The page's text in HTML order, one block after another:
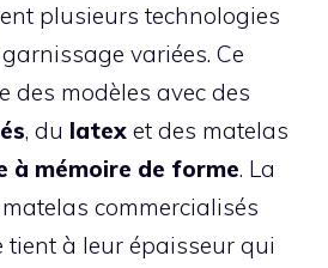
plusieurs technologies
variées. Ce
des modèles avec des
, du latex et des matelas
à mémoire de forme. La
commercialisés
tient à leur épaisseur qui